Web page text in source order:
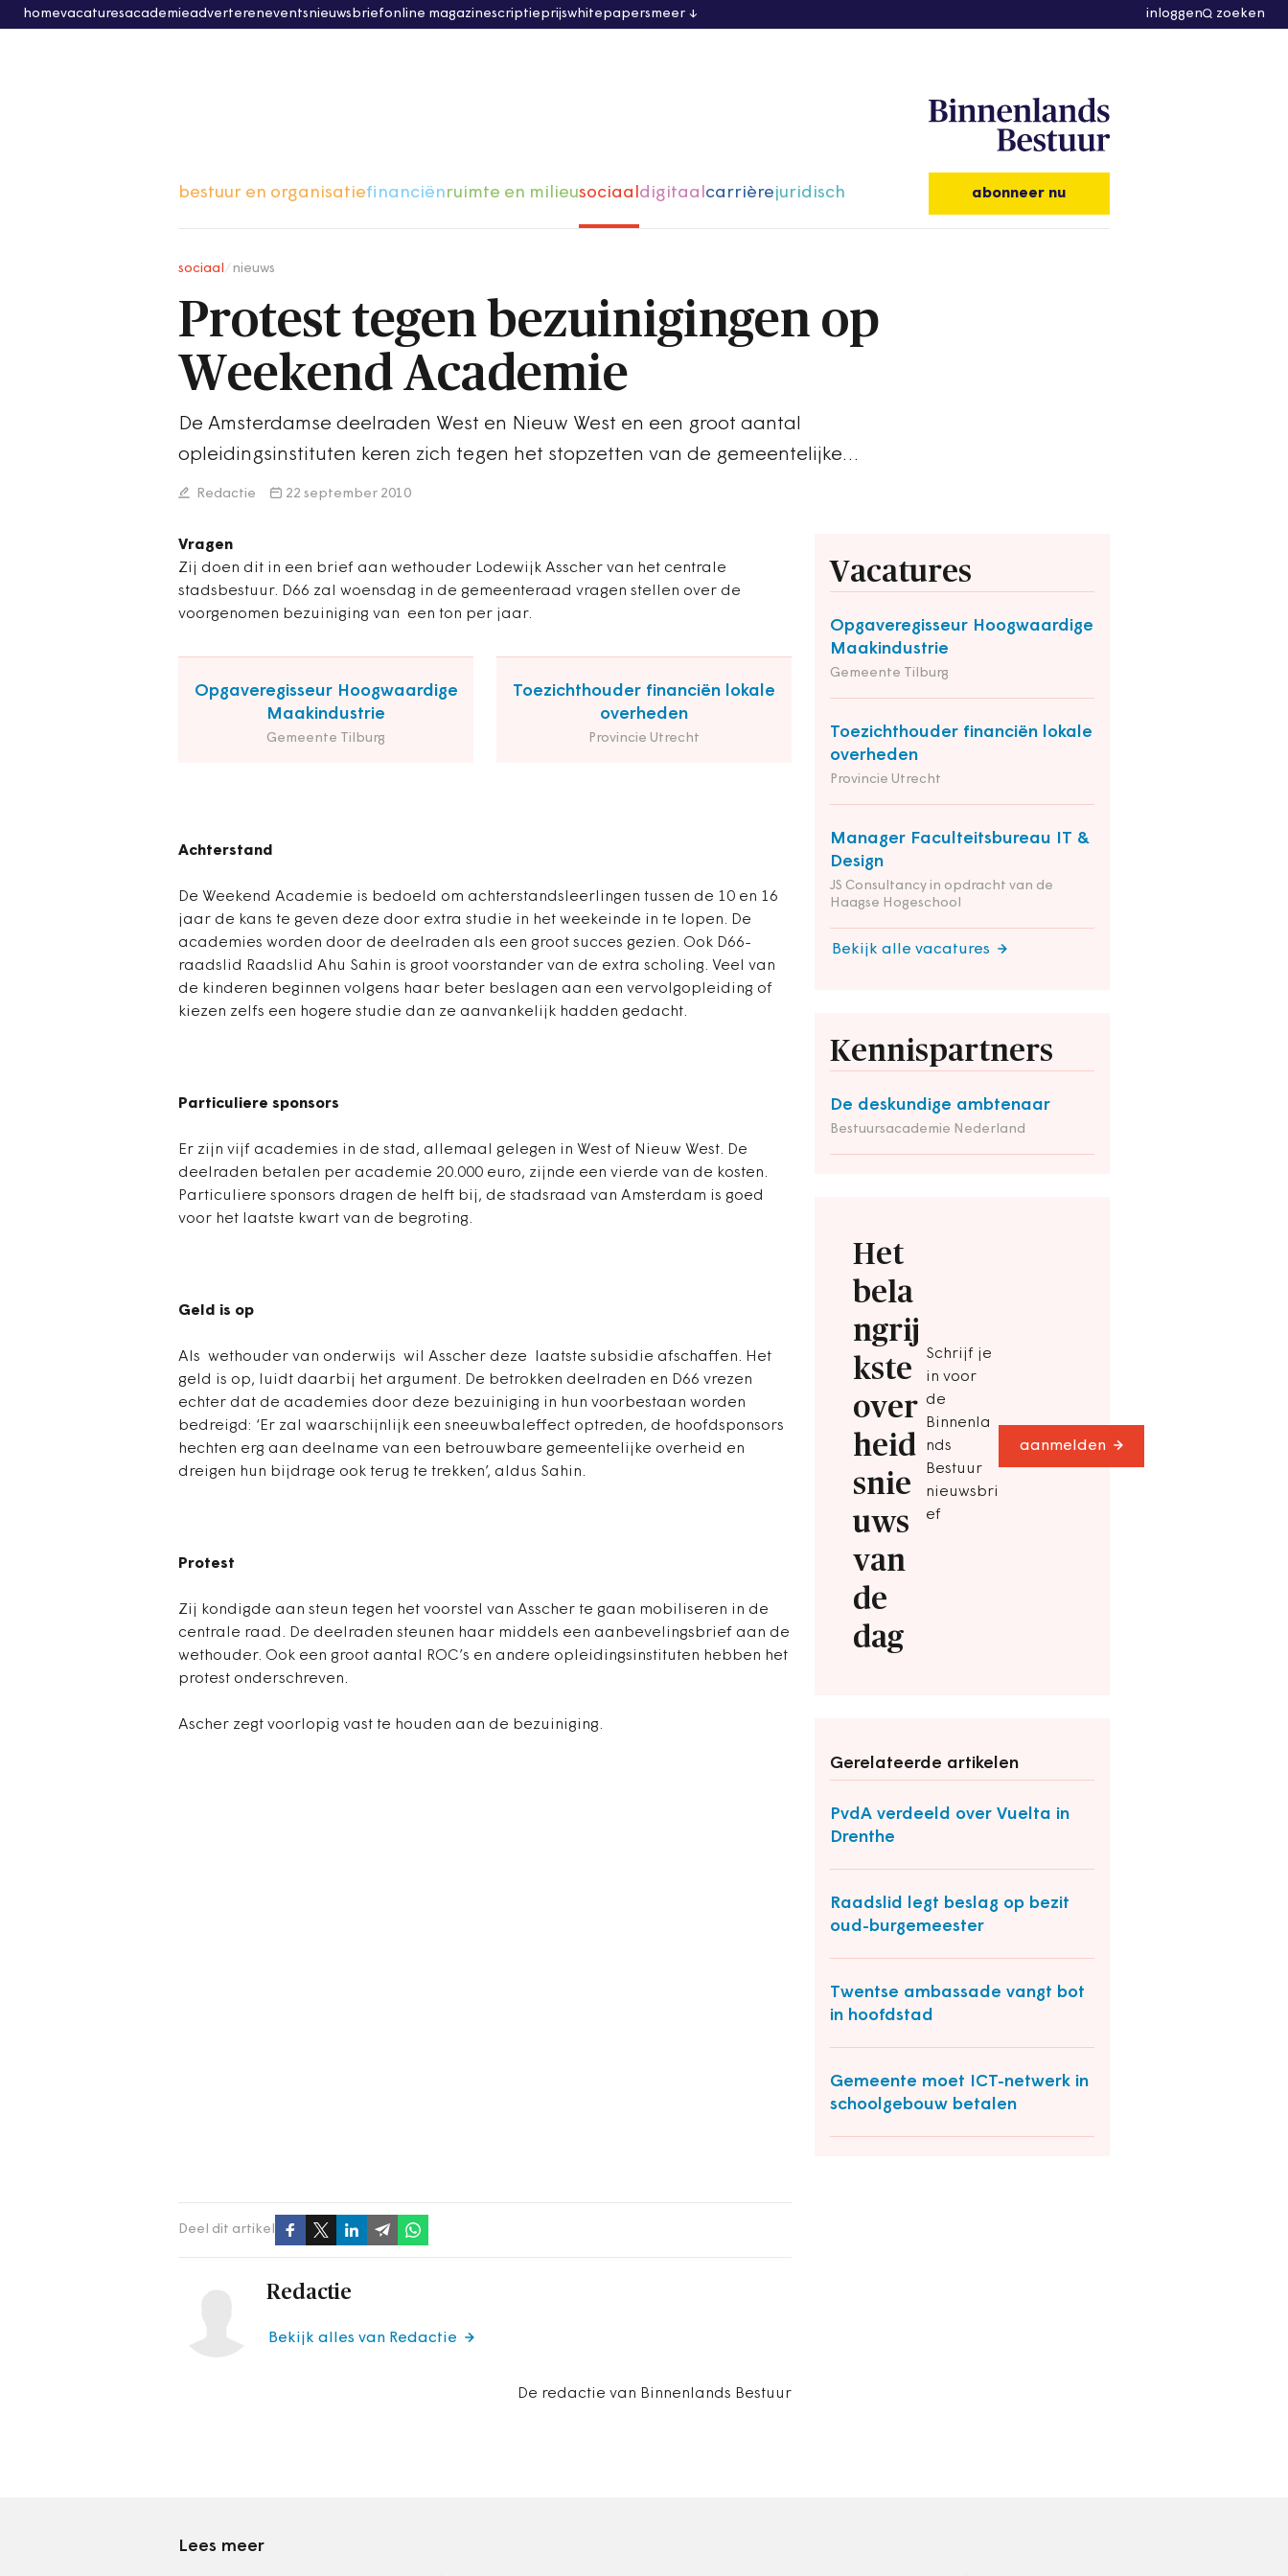
homevacaturesacademieadvertereneventsnieuwsbriefonline magazinescriptieprijswhitepapersmeer inloggen zoeken
bestuur en organisatiefinanciënruimte en milieusociaaldigitaalcarrièrejuridisch abonneer nu
sociaal nieuws
Protest tegen bezuinigingen op
Weekend Academie
De Amsterdamse deelraden West en Nieuw West en een groot aantal
opleidingsinstituten keren zich tegen het stopzetten van de gemeentelijke…
Redactie 22 september 2010
Vragen
Zij doen dit in een brief aan wethouder Lodewijk Asscher van het centrale
stadsbestuur. D66 zal woensdag in de gemeenteraad vragen stellen over de
voorgenomen bezuiniging van een ton per jaar.
Opgaveregisseur Hoogwaardige
Maakindustrie
Gemeente Tilburg
Toezichthouder financiën lokale
overheden
Provincie Utrecht
Vacatures
Opgaveregisseur Hoogwaardige
Maakindustrie
Gemeente Tilburg
Toezichthouder financiën lokale
overheden
Provincie Utrecht
Manager Faculteitsbureau IT &
Design
JS Consultancy in opdracht van de
Haagse Hogeschool
Bekijk alle vacatures
Kennispartners
De deskundige ambtenaar
Bestuursacademie Nederland
Het
bela
ngrij
kste
over
heid
snie
uws
van
de
dag
Schrijf je
in voor
de
Binnenla
nds
Bestuur
nieuwsbri
ef
aanmelden
Gerelateerde artikelen
PvdA verdeeld over Vuelta in
Drenthe
Raadslid legt beslag op bezit
oud-burgemeester
Twentse ambassade vangt bot
in hoofdstad
Gemeente moet ICT-netwerk in
schoolgebouw betalen
Achterstand
De Weekend Academie is bedoeld om achterstandsleerlingen tussen de 10 en 16
jaar de kans te geven deze door extra studie in het weekeinde in te lopen. De
academies worden door de deelraden als een groot succes gezien. Ook D66-
raadslid Raadslid Ahu Sahin is groot voorstander van de extra scholing. Veel van
de kinderen beginnen volgens haar beter beslagen aan een vervolgopleiding of
kiezen zelfs een hogere studie dan ze aanvankelijk hadden gedacht.
Particuliere sponsors
Er zijn vijf academies in de stad, allemaal gelegen in West of Nieuw West. De
deelraden betalen per academie 20.000 euro, zijnde een vierde van de kosten.
Particuliere sponsors dragen de helft bij, de stadsraad van Amsterdam is goed
voor het laatste kwart van de begroting.
Geld is op
Als wethouder van onderwijs wil Asscher deze laatste subsidie afschaffen. Het
geld is op, luidt daarbij het argument. De betrokken deelraden en D66 vrezen
echter dat de academies door deze bezuiniging in hun voorbestaan worden
bedreigd: ‘Er zal waarschijnlijk een sneeuwbaleffect optreden, de hoofdsponsors
hechten erg aan deelname van een betrouwbare gemeentelijke overheid en
dreigen hun bijdrage ook terug te trekken’, aldus Sahin.
Protest
Zij kondigde aan steun tegen het voorstel van Asscher te gaan mobiliseren in de
centrale raad. De deelraden steunen haar middels een aanbevelingsbrief aan de
wethouder. Ook een groot aantal ROC’s en andere opleidingsinstituten hebben het
protest onderschreven.
Ascher zegt voorlopig vast te houden aan de bezuiniging.
Deel dit artikel
Redactie
De redactie van Binnenlands Bestuur
Bekijk alles van Redactie
Lees meer